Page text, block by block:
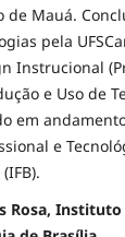
de Mauá.
pela
Instrucional
e Uso de
em
e
Rosa, Instituto